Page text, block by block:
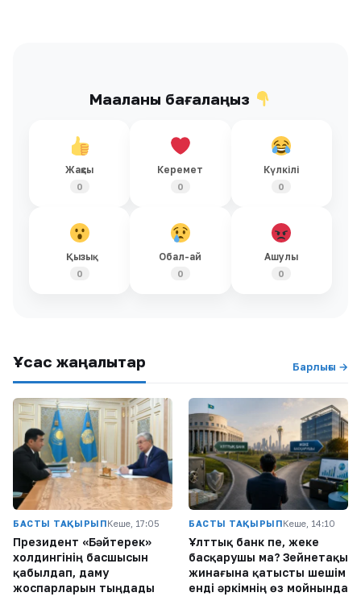
Мақаланы бағалаңыз
Жақсы
0
Керемет
0
Күлкілі
0
Қызық
0
Обал-ай
0
Ашулы
0
Ұқсас жаңалықтар Барлығы →
БАСТЫ ТАҚЫРЫПКеше, 17:05
Президент «Бәйтерек»
холдингінің басшысын
қабылдап, даму
жоспарларын тыңдады
БАСТЫ ТАҚЫРЫПКеше, 14:10
Ұлттық банк пе, жеке
басқарушы ма? Зейнетақы
жинағына қатысты шешім
енді әркімнің өз мойнында